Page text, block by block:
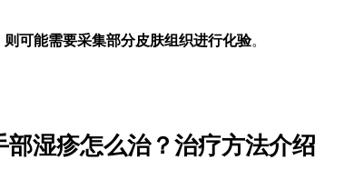
则可能需要采集部分皮肤组织进行化验。
部湿疹怎么治？治疗方法介绍